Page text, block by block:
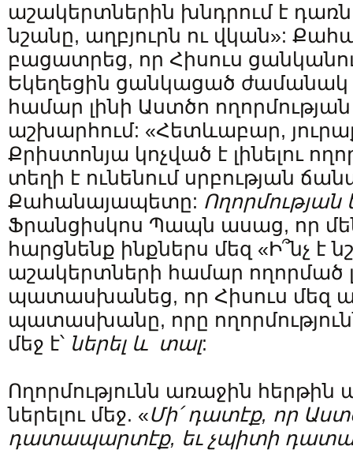
աշակերտներին խնդրում է
նշանը, աղբյուրն ու վկան»:
բացատրեց, որ Հիսուս
Եկեղեցին ցանկացած ժամանակ
համար լինի Աստծո
աշխարհում: «Հետևաբար,
Քրիստոնյա կոչված է լինելու
տեղի է ունենում սրբության
Քահանայապետը: Ողորմության
Ֆրանցիսկոս Պապն ասաց, որ
հարցնենք ինքներս մեզ «Ի՞նչ է
աշակերտների համար ողորմած
պատասխանեց, որ Հիսուս մեզ
պատասխանը, որը
մեջ է՝ ներել և տալ:
Ողորմությունն առաջին
ներելու մեջ. «Մի՛ դատէք, որ
դատապարտէք, եւ չպիտի